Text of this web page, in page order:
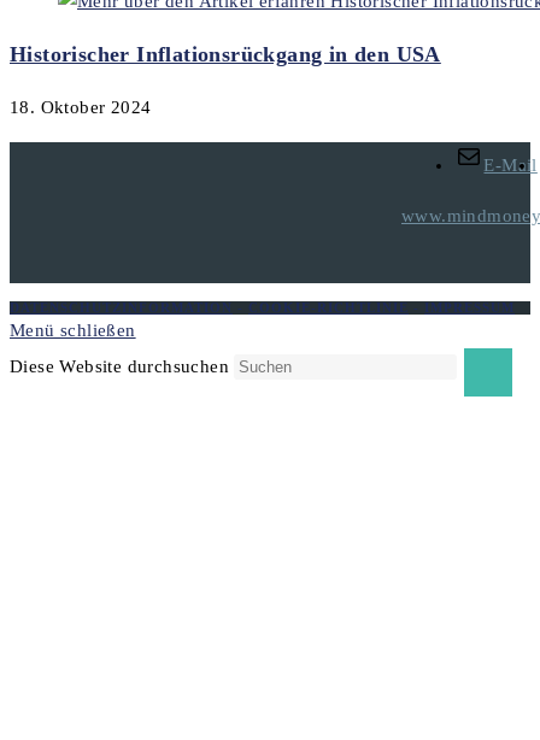
Historischer Inflationsrückgang in den USA
18. Oktober 2024
E-Mail
DATENSCHUTZINFORMATION - COOKIE-RICHTLINIE - IMPRESSUM
Menü schließen
Diese Website durchsuchen